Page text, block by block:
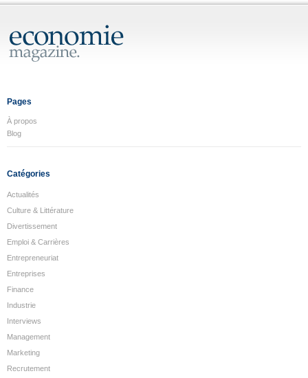
Pages
À propos
Blog
Catégories
Actualités
Culture & Littérature
Divertissement
Emploi & Carrières
Entrepreneuriat
Entreprises
Finance
Industrie
Interviews
Management
Marketing
Recrutement